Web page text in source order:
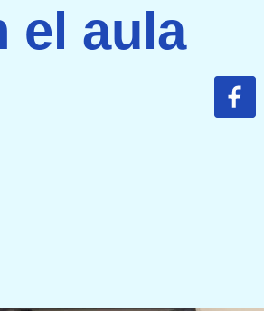
el aula